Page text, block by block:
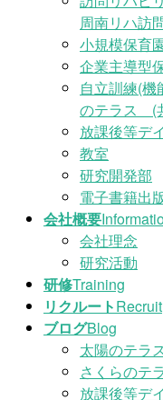
周南リハ訪
小規模保育
企業主導型
自立訓練(
のテラス (
放課後等デ
教室
研究開発部
電子書籍出
会社概要
会社理念
研究活動
研修Training
リクルートRecruit
ブログBlog
太陽のテラ
さくらのテ
放課後等デ